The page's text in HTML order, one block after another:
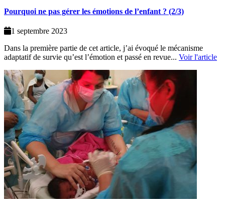
Pourquoi ne pas gérer les émotions de l’enfant ? (2/3)
1 septembre 2023
Dans la première partie de cet article, j’ai évoqué le mécanisme
adaptatif de survie qu’est l’émotion et passé en revue... Voir l'article